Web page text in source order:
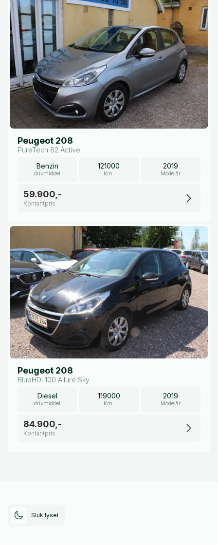
Peugeot 208
PureTech 82 Active
Benzin
drivmiddel
121000
Km.
2019
Modelår
59.900,-
Kontantpris
Peugeot 208
BlueHDi 100 Allure Sky
Diesel
drivmiddel
119000
Km.
2019
Modelår
84.900,-
Kontantpris
Sluk lyset